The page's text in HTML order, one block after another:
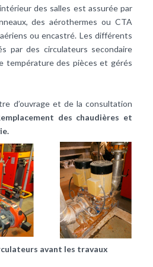
des salles est assurée par
des aérothermes ou CTA
ou encastré. Les différents
par des circulateurs secondaire
température des pièces et gérés
d’ouvrage et de la consultation
des chaudières et
avant les travaux